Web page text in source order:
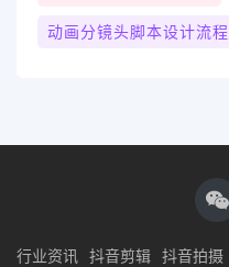
动画分镜头脚本设计流程
行业资讯 抖音剪辑 抖音拍摄